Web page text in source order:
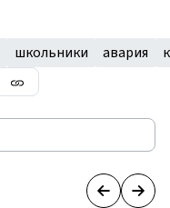
школьники авария